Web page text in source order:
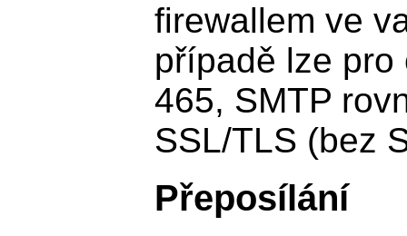
firewallem ve
případě lze
465, SMTP
SSL/TLS (bez
Přeposílání